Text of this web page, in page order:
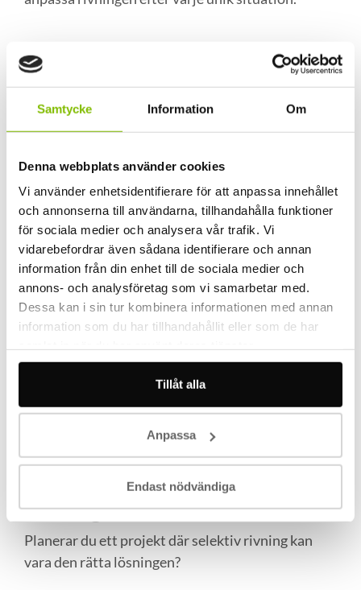
Samtycke Information Om
Denna webbplats använder cookies
Vi använder enhetsidentifierare för att anpassa innehållet
och annonserna till användarna, tillhandahålla funktioner
för sociala medier och analysera vår trafik. Vi
vidarebefordrar även sådana identifierare och annan
information från din enhet till de sociala medier och
annons- och analysföretag som vi samarbetar med.
Dessa kan i sin tur kombinera informationen med annan
information som du har tillhandahållit eller som de har
Tillåt alla
Anpassa
Endast nödvändiga
Fördelar med selektiv
rivning
Att välja selektiv rivning framför traditionell
återanvändas eller återvinnas, vilket minskar
avfall och behovet av nya råvaror.
Kostnadseffektivt – lägre deponikostnader
och möjlighet till besparingar genom
återbruk av material.
Flexibelt – gör det möjligt att bevara vissa
delar av byggnaden samtidigt som andra tas
bort.
Tryggt – Miramix arbetar med
och högsta säkerhet i varje projekt.
Kontakta oss för selektiv
rivning i Stockholm
Planerar du ett projekt där selektiv rivning kan
vara den rätta lösningen?